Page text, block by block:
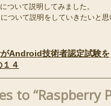
ついて説明してみました。
ついて説明をしていきたいと思
Android技術者認定試験を
４
to “Raspberry